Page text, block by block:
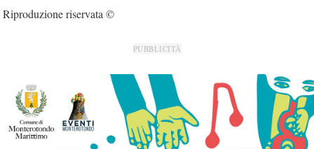
Riproduzione riservata ©
PUBBLICITÀ